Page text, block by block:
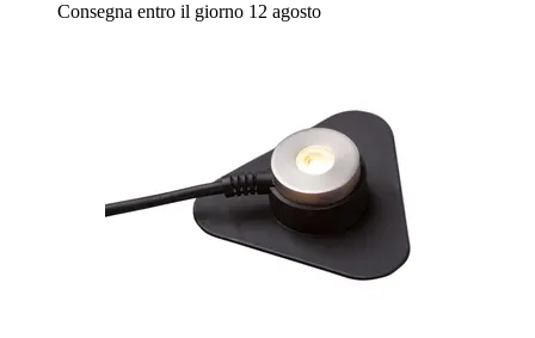
Consegna entro il giorno 12 agosto